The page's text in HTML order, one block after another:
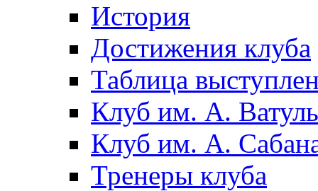
История
Достижения клуба
Таблица
Клуб им. А.
Клуб им. А.
Тренеры клуба